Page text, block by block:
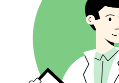
问题挖掘
相关问题
自动补全
锚文本分布
反链位置
链接域名后缀
批量反链分析
AI 文章改写
释义工具
AI 标题生成器
AI 提纲生成器